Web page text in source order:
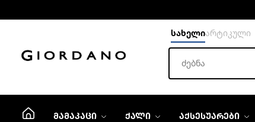
სახელიარტიკული
ᲛᲐᲛᲐᲙᲐᲪᲘ ᲥᲐᲚᲘ ᲐᲥᲡᲔᲡᲣᲐᲠᲔᲑᲘ